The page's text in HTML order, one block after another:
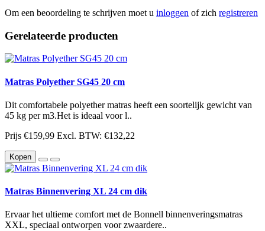
Om een beoordeling te schrijven moet u inloggen of zich registreren
Gerelateerde producten
Matras Polyether SG45 20 cm
Dit comfortabele polyether matras heeft een soortelijk gewicht van
45 kg per m3.Het is ideaal voor l..
Prijs €159,99 Excl. BTW: €132,22
Kopen
Matras Binnenvering XL 24 cm dik
Ervaar het ultieme comfort met de Bonnell binnenveringsmatras
XXL, speciaal ontworpen voor zwaardere..